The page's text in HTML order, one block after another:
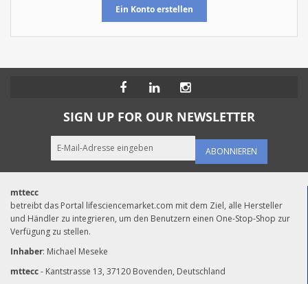
Ein Konto erstellen
SIGN UP FOR OUR NEWSLETTER
ABONNIEREN
mttecc
betreibt das Portal lifesciencemarket.com mit dem Ziel, alle Hersteller
und Händler zu integrieren, um den Benutzern einen One-Stop-Shop zur
Verfügung zu stellen.
Inhaber: Michael Meseke
mttecc- Kantstrasse 13, 37120 Bovenden, Deutschland